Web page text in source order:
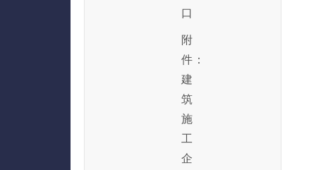
口
附
件：
建
筑
施
工
企